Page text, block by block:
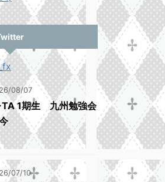
08/07
1期生 九州勉強会
07/10